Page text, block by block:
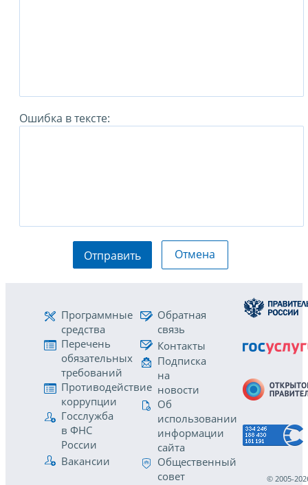
Ошибка в тексте:
Отправить Отмена
Программные
средства
Перечень
обязательных
требований
Противодействие
коррупции
Госслужба
в ФНС
России
Вакансии
Обратная
связь
Контакты
Подписка
на
новости
Об
использовании
информации
сайта
Общественный
совет
© 2005-